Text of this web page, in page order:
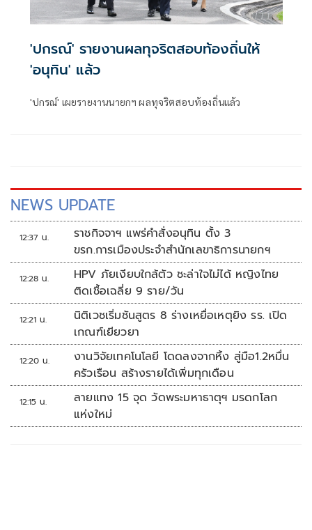
'ปกรณ์' รายงานผลทุจริตสอบท้องถิ่นให้
'อนุทิน' แล้ว
'ปกรณ์' เผยรายงานนายกฯ ผลทุจริตสอบท้องถิ่นแล้ว
NEWS UPDATE
12:37 น.
ราชกิจจาฯ แพร่คำสั่งอนุทิน ตั้ง 3
ขรก.การเมืองประจำสำนักเลขาธิการนายกฯ
12:28 น.
HPV ภัยเงียบใกล้ตัว ชะล่าใจไม่ได้ หญิงไทย
ติดเชื้อเฉลี่ย 9 ราย/วัน
12:21 น.
นิติเวชเริ่มชันสูตร 8 ร่างเหยื่อเหตุยิง รร. เปิด
เกณฑ์เยียวยา
12:20 น.
งานวิจัยเทคโนโลยี โดดลงจากหิ้ง สู่มือ1.2หมื่น
ครัวเรือน สร้างรายได้เพิ่มทุกเดือน
12:15 น.
ลายแทง 15 จุด วัดพระมหาธาตุฯ มรดกโลก
แห่งใหม่